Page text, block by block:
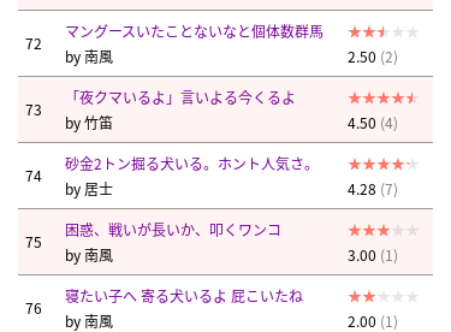
72
マングースいたことないなと個体数群馬
by南風 2.50 (2)
73
「夜クマいるよ」言いよる今くるよ
by竹笛 4.50 (4)
74
砂金2トン掘る犬いる。ホント人気さ。
by 居士 4.28 (7)
75
困惑、戦いが長いか、叩くワンコ
by南風 3.00 (1)
76
寝たい子へ 寄る犬いるよ 屁こいたね
by南風 2.00 (1)